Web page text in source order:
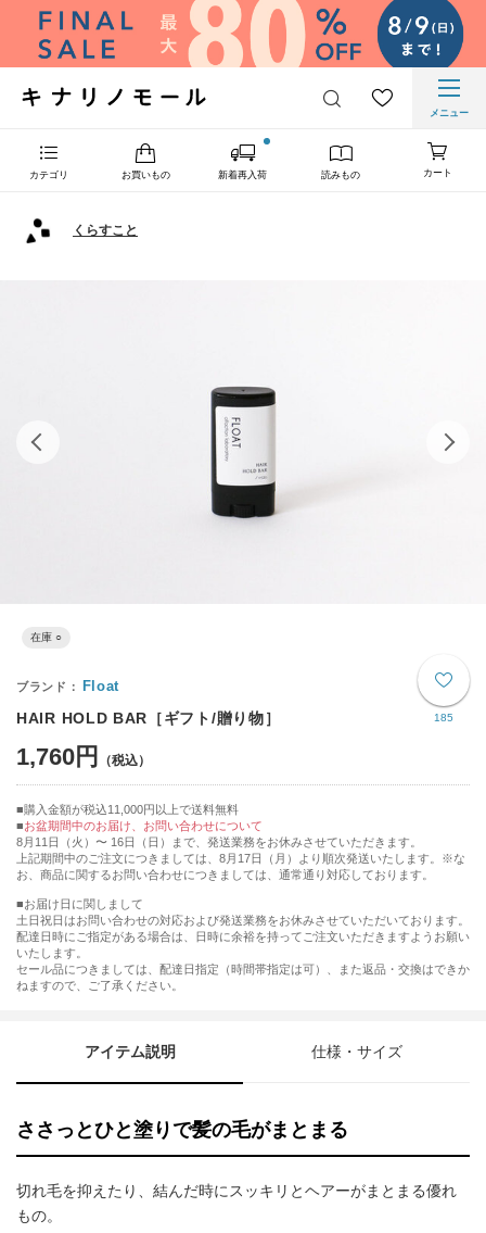
メニュー
カテゴリ お買いもの 新着再入荷 読みもの カート
くらすこと
在庫 ○
185
Float
HAIR HOLD BAR［ギフト/贈り物］
1,760円
購入金額が税込11,000円以上で送料無料
お盆期間中のお届け、お問い合わせについて
8月11日（火）〜 16日（日）まで、発送業務をお休みさせていただきます。
上記期間中のご注文につきましては、8月17日（月）より順次発送いたします。※な
お、商品に関するお問い合わせにつきましては、通常通り対応しております。
■お届け日に関しまして
土日祝日はお問い合わせの対応および発送業務をお休みさせていただいております。
配達日時にご指定がある場合は、日時に余裕を持ってご注文いただきますようお願い
いたします。
セール品につきましては、配達日指定（時間帯指定は可）、また返品・交換はできか
ねますので、ご了承ください。
アイテム説明 仕様・サイズ
ささっとひと塗りで髪の毛がまとまる
切れ毛を抑えたり、結んだ時にスッキリとヘアーがまとまる優れ
もの。